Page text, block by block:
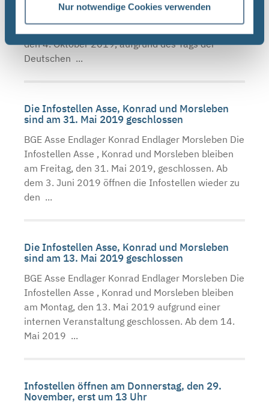
Nur notwendige Cookies verwenden
Infostellen Asse , Konrad und Morsleben bleiben
den 4. Oktober 2019, aufgrund des Tags der
Deutschen ...
Die Infostellen Asse, Konrad und Morsleben
sind am 31. Mai 2019 geschlossen
BGE Asse Endlager Konrad Endlager Morsleben Die
Infostellen Asse , Konrad und Morsleben bleiben
am Freitag, den 31. Mai 2019, geschlossen. Ab
dem 3. Juni 2019 öffnen die Infostellen wieder zu
den ...
Die Infostellen Asse, Konrad und Morsleben
sind am 13. Mai 2019 geschlossen
BGE Asse Endlager Konrad Endlager Morsleben Die
Infostellen Asse , Konrad und Morsleben bleiben
am Montag, den 13. Mai 2019 aufgrund einer
internen Veranstaltung geschlossen. Ab dem 14.
Mai 2019 ...
Infostellen öffnen am Donnerstag, den 29.
November, erst um 13 Uhr